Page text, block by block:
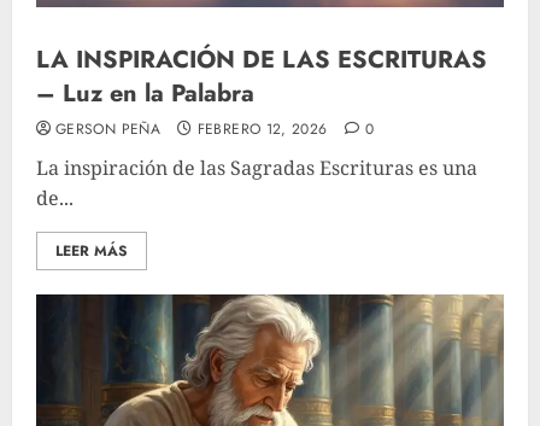
LA INSPIRACIÓN DE LAS ESCRITURAS
– Luz en la Palabra
GERSON PEÑA FEBRERO 12, 2026 0
La inspiración de las Sagradas Escrituras es una
de...
LEER MÁS